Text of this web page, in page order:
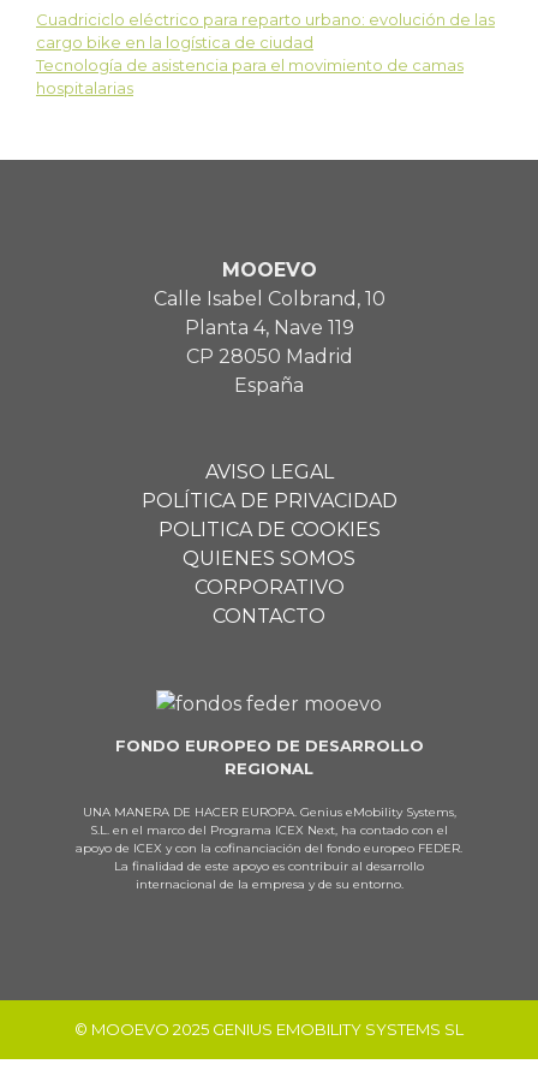
Cuadriciclo eléctrico para reparto urbano: evolución de las
cargo bike en la logística de ciudad
Tecnología de asistencia para el movimiento de camas
hospitalarias
MOOEVO
Calle Isabel Colbrand, 10
Planta 4, Nave 119
CP 28050 Madrid
España
AVISO LEGAL
POLÍTICA DE PRIVACIDAD
POLITICA DE COOKIES
QUIENES SOMOS
CORPORATIVO
CONTACTO
FONDO EUROPEO DE DESARROLLO
REGIONAL
UNA MANERA DE HACER EUROPA. Genius eMobility Systems,
S.L. en el marco del Programa ICEX Next, ha contado con el
apoyo de ICEX y con la cofinanciación del fondo europeo FEDER.
La finalidad de este apoyo es contribuir al desarrollo
internacional de la empresa y de su entorno.
© MOOEVO 2025 GENIUS EMOBILITY SYSTEMS SL